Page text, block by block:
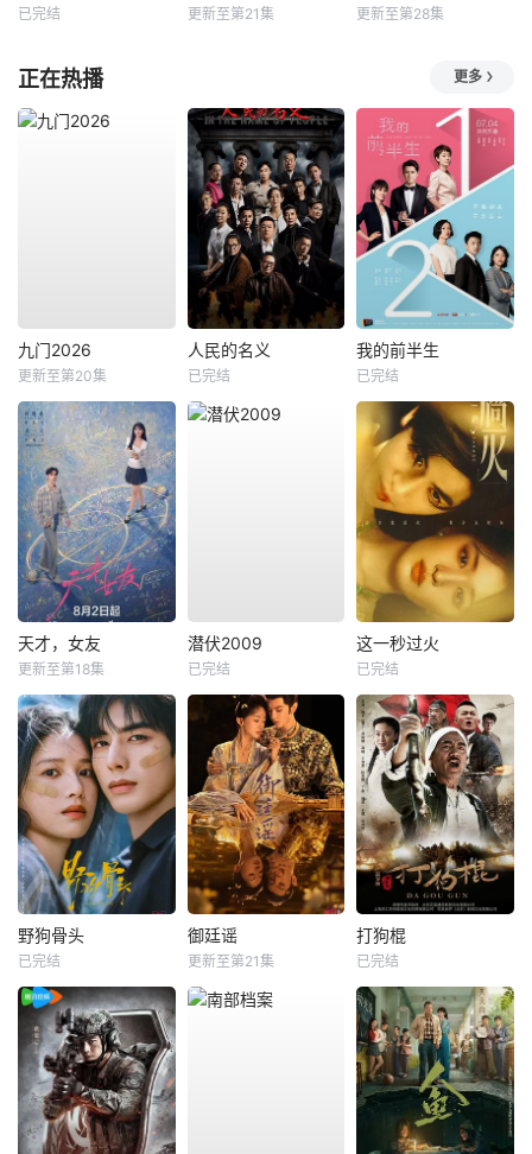
已完结 更新至第21集 更新至第28集
正在热播 更多
九门2026
更新至第20集
人民的名义
已完结
我的前半生
已完结
天才，女友
更新至第18集
潜伏2009
已完结
这一秒过火
已完结
野狗骨头
已完结
御廷谣
更新至第21集
打狗棍
已完结